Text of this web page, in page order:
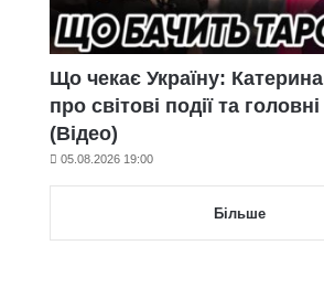
Що чекає Україну:
про світові події та
(Відео)
05.08.2026 19:00
Більше